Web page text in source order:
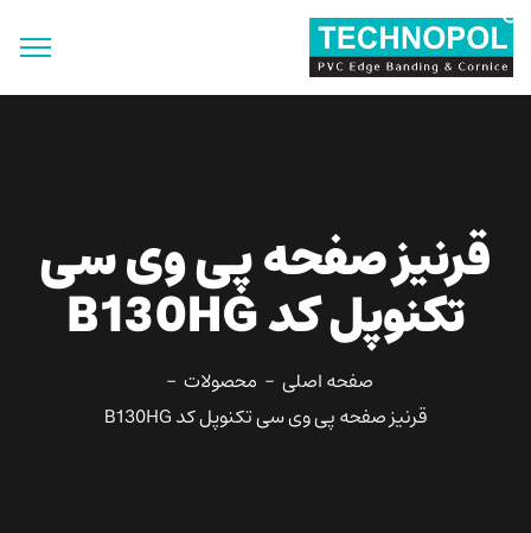
جستجو
برای:
دکمه جستجو
قرنیز صفحه پی وی سی
تکنوپل کد B130HG
صفحه اصلی
محصولات
قرنیز صفحه پی وی سی تکنوپل کد B130HG